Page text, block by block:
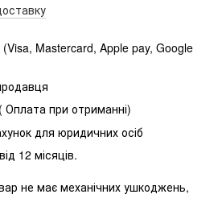
Mastercard, Apple pay, Google
при отриманні)
для юридичних осіб
12 місяців.
не має механічних ушкоджень,